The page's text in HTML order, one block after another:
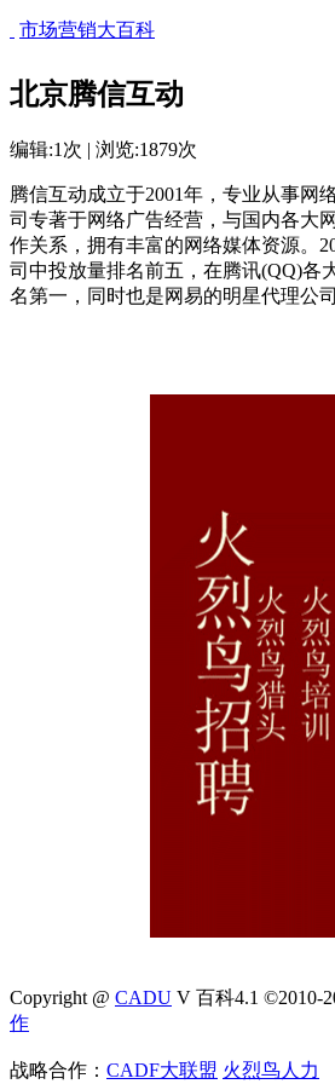
市场营销大百科
北京腾信互动
编辑:1次 | 浏览:1879次
腾信互动成立于2001年，专业从事网
司专著于网络广告经营，与国内各大
作关系，拥有丰富的网络媒体资源。
司中投放量排名前五，在腾讯(QQ)各
名第一，同时也是网易的明星代理公司
Copyright @ CADU V 百科4.1 ©2010-
作
战略合作： CADF大联盟 火烈鸟人力